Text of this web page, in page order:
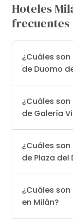
Hoteles
frecuentes
¿Cuáles
de Duomo
¿Cuáles
de Galería
¿Cuáles
de Plaza del
¿Cuáles
en Milán?